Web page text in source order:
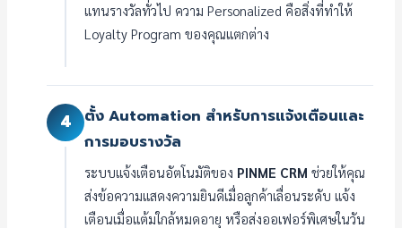
แทนรางวัลทั่วไป ความ Personalized คือสิ่งที่ทำให้
Loyalty Program ของคุณแตกต่าง
4
ตั้ง Automation สำหรับการแจ้งเตือนและ
การมอบรางวัล
ระบบแจ้งเตือนอัตโนมัติของ PINME CRM ช่วยให้คุณ
ส่งข้อความแสดงความยินดีเมื่อลูกค้าเลื่อนระดับ แจ้ง
เตือนเมื่อแต้มใกล้หมดอายุ หรือส่งออเฟอร์พิเศษในวัน